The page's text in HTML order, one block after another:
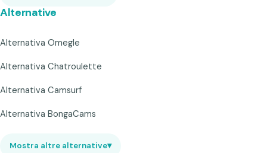
Alternative
Alternativa Omegle
Alternativa Chatroulette
Alternativa Camsurf
Alternativa BongaCams
Mostra altre alternative▾